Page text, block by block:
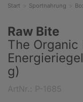
Start Sportnahrung
Raw Bite
The Organic
g)